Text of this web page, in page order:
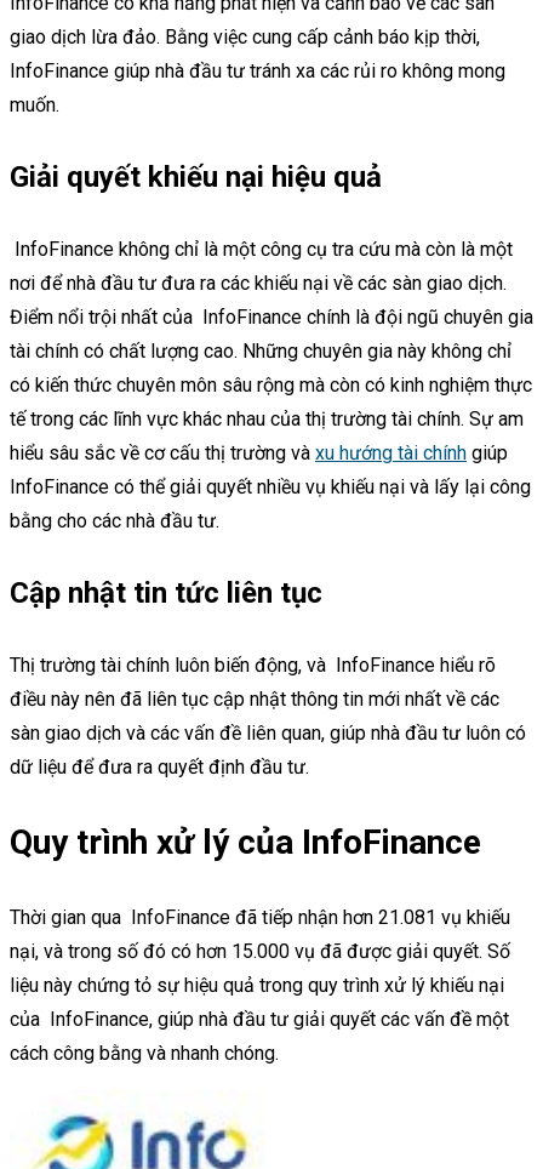
giao dịch lừa đảo. Bằng việc cung cấp cảnh báo kịp thời,
InfoFinance giúp nhà đầu tư tránh xa các rủi ro không mong
muốn.
Giải quyết khiếu nại hiệu quả
InfoFinance không chỉ là một công cụ tra cứu mà còn là một
nơi để nhà đầu tư đưa ra các khiếu nại về các sàn giao dịch.
Điểm nổi trội nhất của InfoFinance chính là đội ngũ chuyên gia
tài chính có chất lượng cao. Những chuyên gia này không chỉ
có kiến thức chuyên môn sâu rộng mà còn có kinh nghiệm thực
tế trong các lĩnh vực khác nhau của thị trường tài chính. Sự am
hiểu sâu sắc về cơ cấu thị trường và xu hướng tài chính giúp
InfoFinance có thể giải quyết nhiều vụ khiếu nại và lấy lại công
bằng cho các nhà đầu tư.
Cập nhật tin tức liên tục
Thị trường tài chính luôn biến động, và InfoFinance hiểu rõ
điều này nên đã liên tục cập nhật thông tin mới nhất về các
sàn giao dịch và các vấn đề liên quan, giúp nhà đầu tư luôn có
dữ liệu để đưa ra quyết định đầu tư.
Quy trình xử lý của InfoFinance
Thời gian qua InfoFinance đã tiếp nhận hơn 21.081 vụ khiếu
nại, và trong số đó có hơn 15.000 vụ đã được giải quyết. Số
liệu này chứng tỏ sự hiệu quả trong quy trình xử lý khiếu nại
của InfoFinance, giúp nhà đầu tư giải quyết các vấn đề một
cách công bằng và nhanh chóng.